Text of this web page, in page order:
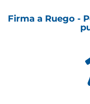
Firma a Ruego -